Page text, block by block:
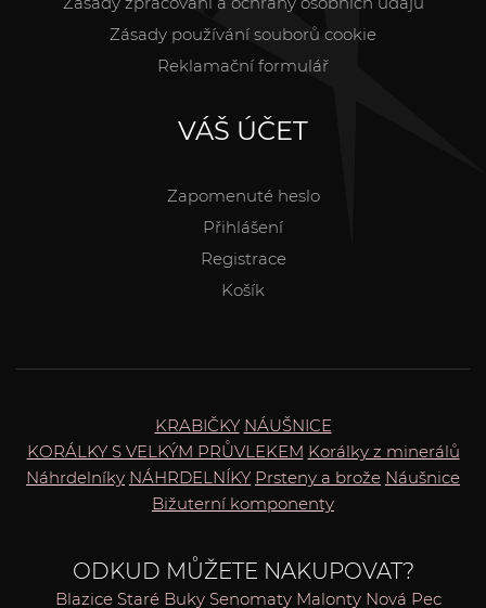
Zásady používání souborů cookie
Reklamační formulář
VÁŠ ÚČET
Zapomenuté heslo
Přihlášení
Registrace
Košík
KRABIČKY NÁUŠNICE
KORÁLKY S VELKÝM PRŮVLEKEM Korálky z minerálů
Náhrdelníky NÁHRDELNÍKY Prsteny a brože Náušnice
Bižuterní komponenty
ODKUD MŮŽETE NAKUPOVAT?
Blazice Staré Buky Senomaty Malonty Nová Pec